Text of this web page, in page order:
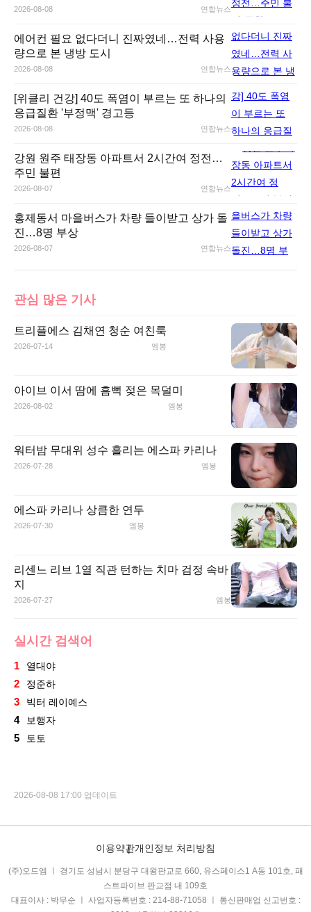
2026-08-08 연합뉴스
에어컨 필요 없다더니 진짜였네…전력 사용
량으로 본 냉방 도시
2026-08-08 연합뉴스
[위클리 건강] 40도 폭염이 부르는 또 하나의
응급질환 '부정맥' 경고등
2026-08-08 연합뉴스
강원 원주 태장동 아파트서 2시간여 정전…
주민 불편
2026-08-07 연합뉴스
홍제동서 마을버스가 차량 들이받고 상가 돌
진…8명 부상
2026-08-07 연합뉴스
관심 많은 기사
트리플에스 김채연 청순 여친룩
2026-07-14 엠봉
아이브 이서 땀에 흠뻑 젖은 목덜미
2026-08-02 엠봉
워터밤 무대위 성수 흘리는 에스파 카리나
2026-07-28 엠봉
에스파 카리나 상큼한 연두
2026-07-30 엠봉
리센느 리브 1열 직관 턴하는 치마 검정 속바
지
2026-07-27 엠봉
실시간 검색어
1 열대야
2 정준하
3 빅터 레이예스
4 보행자
5 토토
2026-08-08 17:00 업데이트
이용약관개인정보 처리방침
(주)오드엠 ㅣ 경기도 성남시 분당구 대왕판교로 660, 유스페이스1 A동 101호, 패
스트파이브 판교점 내 109호
대표이사 : 박무순 ㅣ 사업자등록번호 : 214-88-71058 ㅣ 통신판매업 신고번호 :